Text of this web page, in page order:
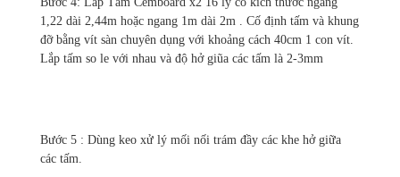
1,22 dài 2,44m hoặc ngang 1m dài 2m . Cố định tấm và khung
đỡ bằng vít sàn chuyên dụng với khoảng cách 40cm 1 con vít.
Lắp tấm so le với nhau và độ hở giũa các tấm là 2-3mm
Bước 5 : Dùng keo xử lý mối nối trám đầy các khe hở giữa
các tấm.